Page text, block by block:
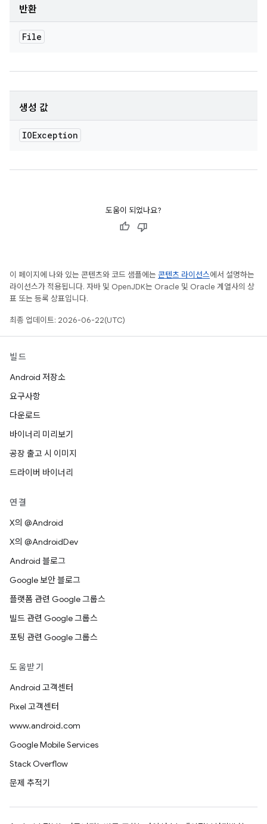
반환
File
생성 값
IOException
도움이 되었나요?
이 페이지에 나와 있는 콘텐츠와 코드 샘플에는 콘텐츠 라이선스에서 설명하는
라이선스가 적용됩니다. 자바 및 OpenJDK는 Oracle 및 Oracle 계열사의 상
표 또는 등록 상표입니다.
최종 업데이트: 2026-06-22(UTC)
빌드
Android 저장소
요구사항
다운로드
바이너리 미리보기
공장 출고 시 이미지
드라이버 바이너리
연결
X의 @Android
X의 @AndroidDev
Android 블로그
Google 보안 블로그
플랫폼 관련 Google 그룹스
빌드 관련 Google 그룹스
포팅 관련 Google 그룹스
도움받기
Android 고객센터
Pixel 고객센터
www.android.com
Google Mobile Services
Stack Overflow
문제 추적기